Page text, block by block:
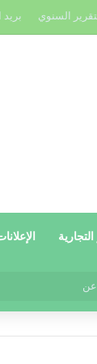
السنوي
التجارية